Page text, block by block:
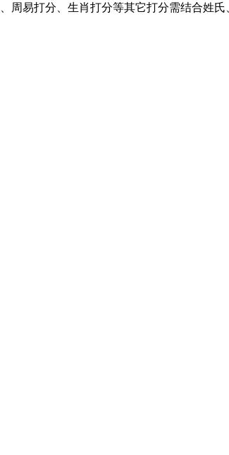
易打分、生肖打分等其它打分需结合姓氏